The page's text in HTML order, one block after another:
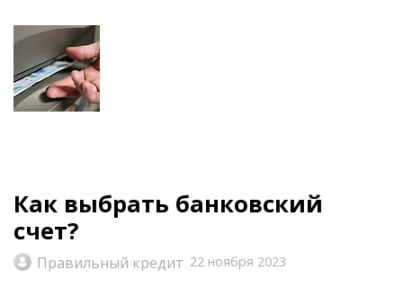
Как выбрать банковский
счет?
Правильный кредит 22 ноября 2023